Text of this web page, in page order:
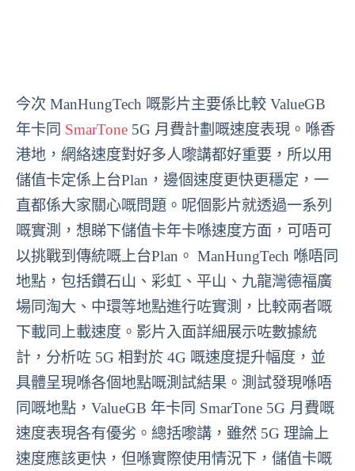
今次 ManHungTech 嘅影片主要係比較 ValueGB
年卡同 SmarTone 5G 月費計劃嘅速度表現。喺香
港地，網絡速度對好多人嚟講都好重要，所以用
儲值卡定係上台Plan，邊個速度更快更穩定，一
直都係大家關心嘅問題。呢個影片就透過一系列
嘅實測，想睇下儲值卡年卡喺速度方面，可唔可
以挑戰到傳統嘅上台Plan。 ManHungTech 喺唔同
地點，包括鑽石山、彩虹、平山、九龍灣德福廣
場同淘大、中環等地點進行咗實測，比較兩者嘅
下載同上載速度。影片入面詳細展示咗數據統
計，分析咗 5G 相對於 4G 嘅速度提升幅度，並
具體呈現喺各個地點嘅測試結果。測試發現喺唔
同嘅地點，ValueGB 年卡同 SmarTone 5G 月費嘅
速度表現各有優劣。總括嚟講，雖然 5G 理論上
速度應該更快，但喺實際使用情況下，儲值卡嘅